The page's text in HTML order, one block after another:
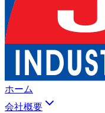
ホーム
会社概要